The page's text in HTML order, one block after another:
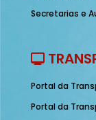
Secretarias e
Portal da
Portal da